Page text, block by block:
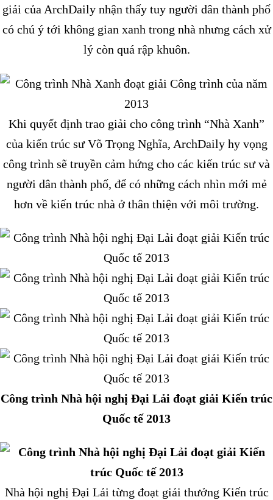
giải của ArchDaily nhận thấy tuy người dân thành phố
có chú ý tới không gian xanh trong nhà nhưng cách xử
lý còn quá rập khuôn.
Khi quyết định trao giải cho công trình “Nhà Xanh”
của kiến trúc sư Võ Trọng Nghĩa, ArchDaily hy vọng
công trình sẽ truyền cảm hứng cho các kiến trúc sư và
người dân thành phố, để có những cách nhìn mới mẻ
hơn về kiến trúc nhà ở thân thiện với môi trường.
Công trình Nhà hội nghị Đại Lải đoạt giải Kiến trúc
Quốc tế 2013
Nhà hội nghị Đại Lải từng đoạt giải thưởng Kiến trúc